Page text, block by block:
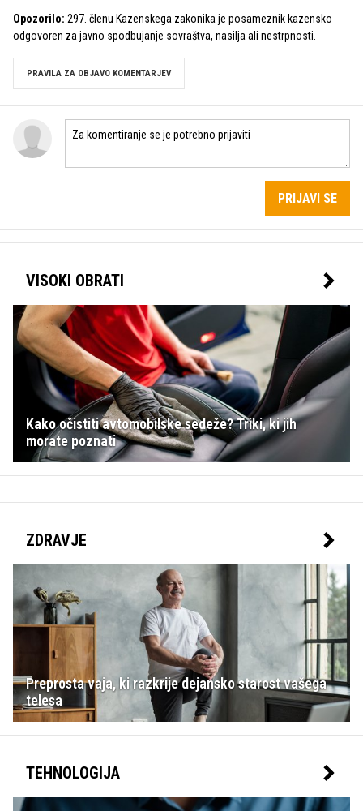
Opozorilo: 297. členu Kazenskega zakonika je posameznik kazensko
odgovoren za javno spodbujanje sovraštva, nasilja ali nestrpnosti.
PRAVILA ZA OBJAVO KOMENTARJEV
PRIJAVI SE
VISOKI OBRATI
Kako očistiti avtomobilske sedeže? Triki, ki jih
morate poznati
ZDRAVJE
Preprosta vaja, ki razkrije dejansko starost vašega
telesa
TEHNOLOGIJA